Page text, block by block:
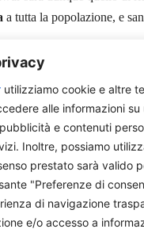
utilizziamo cookie e altre
alle informazioni
e contenuti
Inoltre, possiamo
prestato sarà valido
"Preferenze di
di navigazione
e/o accesso a
a tutta la popolazione, e
licensed under CC BY-NC-
che